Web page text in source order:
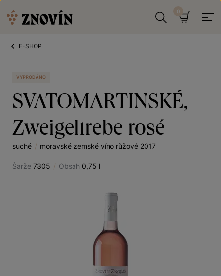
E-SHOP
VYPRODÁNO
SVATOMARTINSKÉ,
Zweigeltrebe rosé
suché / moravské zemské víno růžové 2017
Šarže 7305 / Obsah 0,75 l